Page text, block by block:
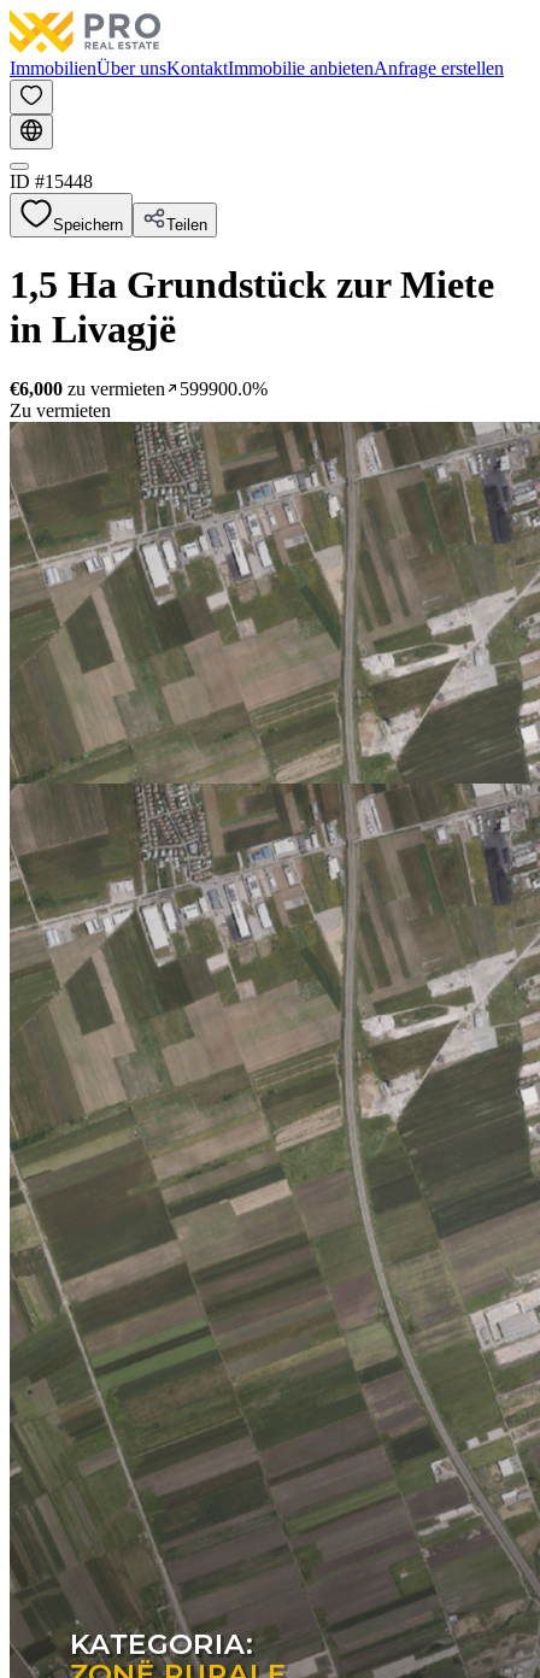
ImmobilienÜber unsKontaktImmobilie anbietenAnfrage erstellen
ID #15448
Speichern Teilen
1,5 Ha Grundstück zur Miete
in Livagjë
€6,000 zu vermieten
599900.0%
Zu vermieten